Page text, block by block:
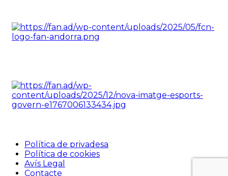
Política de privadesa
Política de cookies
Avís Legal
Contacte